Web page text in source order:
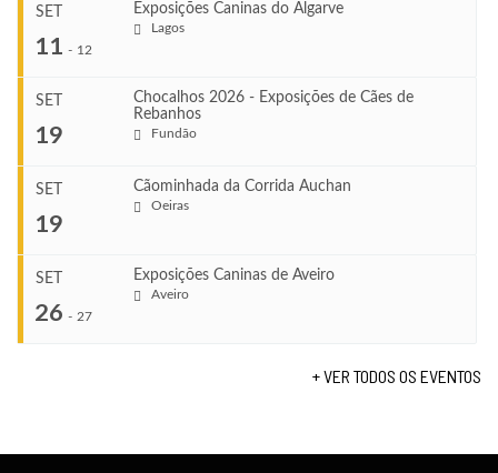
Ago 22, 2026
Ago 23, 2026
VENUE
SET
11 - 12
Exposições Caninas do Algarve
Lagos
Set 11, 2026
Set 12, 2026
VENUE
SET
19
Chocalhos 2026 - Exposições de Cães de
Rebanhos
Fundão
Set 19, 2026
SET
19
Cãominhada da Corrida Auchan
Oeiras
SET
26 - 27
Exposições Caninas de Aveiro
Aveiro
+ VER TODOS OS EVENTOS